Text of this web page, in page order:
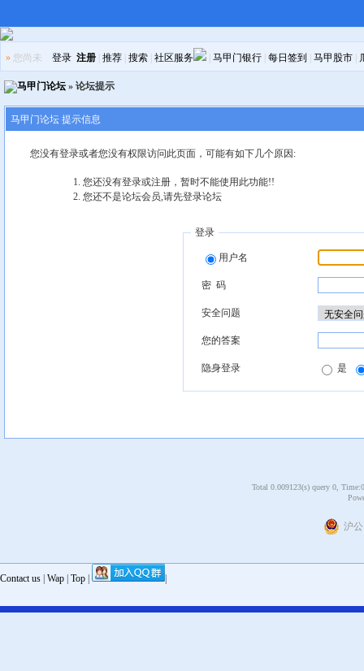
» 您尚未 登录 注册 推荐 搜索 社区服务 马甲门银行 每日签到 马甲股市
马甲门论坛 » 论坛提示
马甲门论坛 提示信息
您没有登录或者您没有权限访问此页面，可能有如下几个原因:
您还没有登录或注册，暂时不能使用此功能!!
您还不是论坛会员,请先登录论坛
登录
用户名
密 码
安全问题
您的答案
隐身登录 是
Total 0.009123(s) query 0,
沪公
Contact us Wap Top